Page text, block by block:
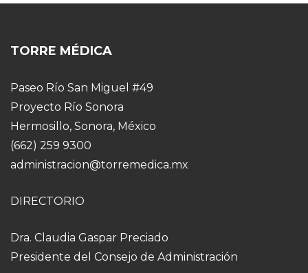
TORRE MÉDICA
Paseo Río San Miguel #49
Proyecto Río Sonora
Hermosillo, Sonora, México
(662) 259 9300
administracion@torremedica.mx
DIRECTORIO
Dra. Claudia Gaspar Preciado
Presidente del Consejo de Administración